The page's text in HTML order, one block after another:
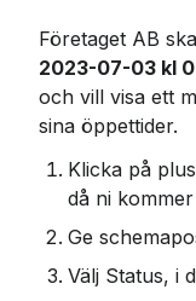
Företaget AB
2023-07-03 kl
och vill visa ett
sina öppettider.
Klicka på
då ni
Ge
Välj Status, i